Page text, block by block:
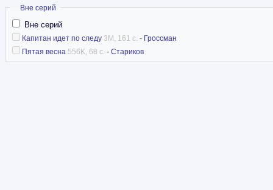
Скрыть
Вне серий
Вне серий
Капитан идет по следу 3M, 161 с. - Гроссман
Пятая весна 556K, 68 с. - Стариков